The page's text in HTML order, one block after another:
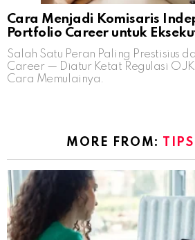
Cara Menjadi Komisaris
Portfolio Career untuk
Salah Satu Peran Paling Prestisius
Career — Diatur Ketat Regulasi
Cara Memulainya.
MORE FROM: